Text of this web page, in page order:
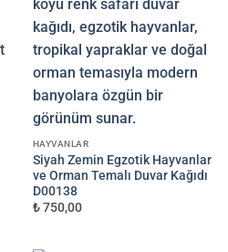
HAYVANLAR
Siyah Zemin Egzotik Hayvanlar
ve Orman Temalı Duvar Kağıdı
D00138
₺ 750,00